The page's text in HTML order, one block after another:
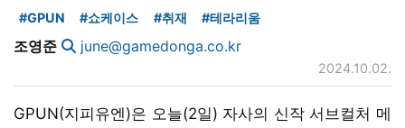
#GPUN #쇼케이스 #취재 #테라리움
조영준 june@gamedonga.co.kr
2024.10.02.
GPUN(지피유엔)은 오늘(2일) 자사의 신작 서브컬처 메